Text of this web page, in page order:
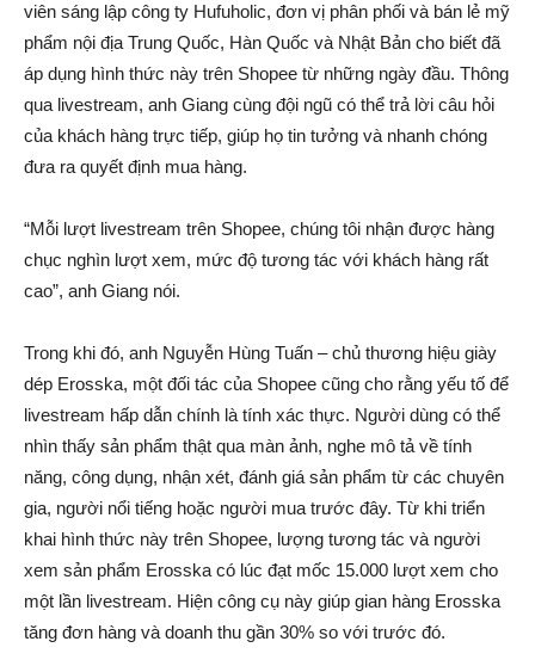
viên sáng lập công ty Hufuholic, đơn vị phân phối và bán lẻ mỹ
phẩm nội địa Trung Quốc, Hàn Quốc và Nhật Bản cho biết đã
áp dụng hình thức này trên Shopee từ những ngày đầu. Thông
qua livestream, anh Giang cùng đội ngũ có thể trả lời câu hỏi
của khách hàng trực tiếp, giúp họ tin tưởng và nhanh chóng
đưa ra quyết định mua hàng.
“Mỗi lượt livestream trên Shopee, chúng tôi nhận được hàng
chục nghìn lượt xem, mức độ tương tác với khách hàng rất
cao”, anh Giang nói.
Trong khi đó, anh Nguyễn Hùng Tuấn – chủ thương hiệu giày
dép Erosska, một đối tác của Shopee cũng cho rằng yếu tố để
livestream hấp dẫn chính là tính xác thực. Người dùng có thể
nhìn thấy sản phẩm thật qua màn ảnh, nghe mô tả về tính
năng, công dụng, nhận xét, đánh giá sản phẩm từ các chuyên
gia, người nổi tiếng hoặc người mua trước đây. Từ khi triển
khai hình thức này trên Shopee, lượng tương tác và người
xem sản phẩm Erosska có lúc đạt mốc 15.000 lượt xem cho
một lần livestream. Hiện công cụ này giúp gian hàng Erosska
tăng đơn hàng và doanh thu gần 30% so với trước đó.